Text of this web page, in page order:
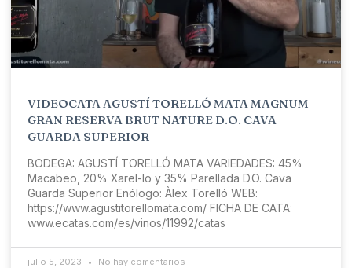
VIDEOCATA AGUSTÍ TORELLÓ MATA MAGNUM
GRAN RESERVA BRUT NATURE D.O. CAVA
GUARDA SUPERIOR
BODEGA: AGUSTÍ TORELLÓ MATA VARIEDADES: 45%
Macabeo, 20% Xarel-lo y 35% Parellada D.O. Cava
Guarda Superior Enólogo: Àlex Torelló WEB:
https://www.agustitorellomata.com/​ FICHA DE CATA:
www.ecatas.com/es/vinos/11992/catas
julio 5, 2023 No hay comentarios